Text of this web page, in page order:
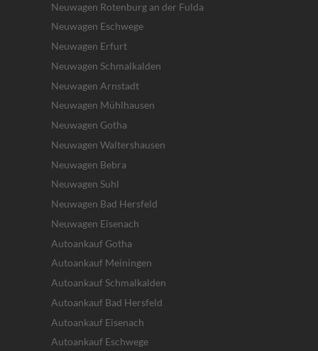
Neuwagen Rotenburg an der Fulda
Neuwagen Eschwege
Neuwagen Erfurt
Neuwagen Schmalkalden
Neuwagen Arnstadt
Neuwagen Mühlhausen
Neuwagen Gotha
Neuwagen Waltershausen
Neuwagen Bebra
Neuwagen Suhl
Neuwagen Bad Hersfeld
Neuwagen Eisenach
Autoankauf Gotha
Autoankauf Meiningen
Autoankauf Schmalkalden
Autoankauf Bad Hersfeld
Autoankauf Eisenach
Autoankauf Eschwege